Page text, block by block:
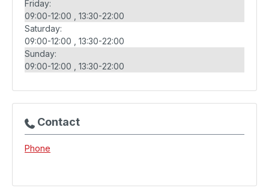
Friday:
09:00-12:00
13:30-22:00
Saturday:
09:00-12:00
13:30-22:00
Sunday:
09:00-12:00
13:30-22:00
Contact
Phone